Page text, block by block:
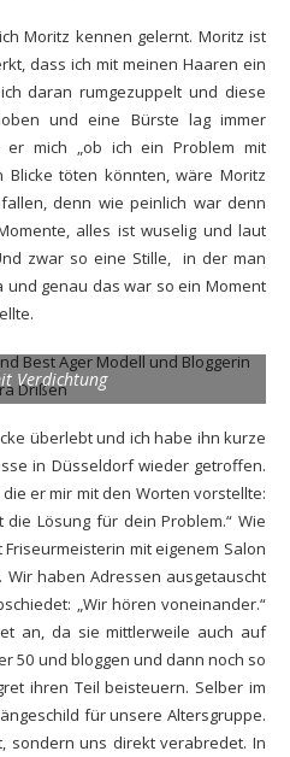
Moritz kennen gelernt. Moritz ist
dass ich mit meinen Haaren ein
daran rumgezuppelt und diese
und eine Bürste lag immer
er mich „ob ich ein Problem mit
töten könnten, wäre Moritz
denn wie peinlich war denn
alles ist wuselig und laut
zwar so eine Stille, in der man
und genau das war so ein Moment
Verdichtung
überlebt und ich habe ihn kurze
in Düsseldorf wieder getroffen.
er mir mit den Worten vorstellte:
Lösung für dein Problem.“ Wie
Friseurmeisterin mit eigenem Salon
Wir haben Adressen ausgetauscht
„Wir hören voneinander.“
an, da sie mittlerweile auch auf
50 und bloggen und dann noch so
ihren Teil beisteuern. Selber im
für unsere Altersgruppe.
sondern uns direkt verabredet. In